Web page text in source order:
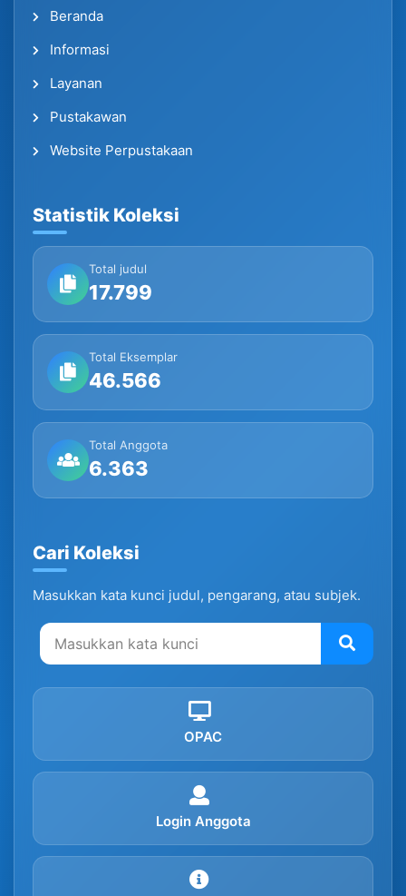
Beranda
Informasi
Layanan
Pustakawan
Website Perpustakaan
Statistik Koleksi
Total judul
17.799
Total Eksemplar
46.566
Total Anggota
6.363
Cari Koleksi
Masukkan kata kunci judul, pengarang, atau subjek.
OPAC
Login Anggota